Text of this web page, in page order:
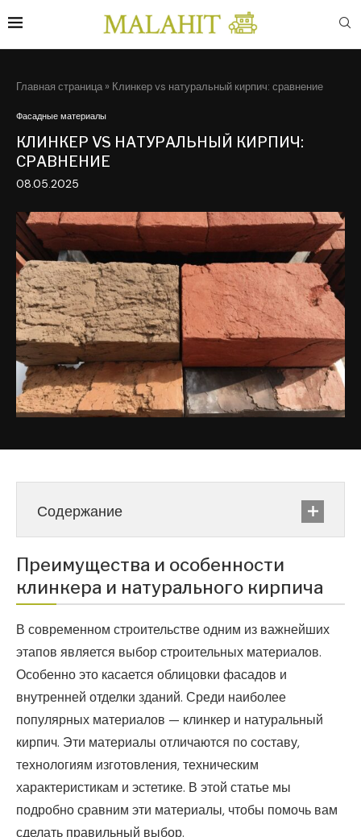
Главная страница » Клинкер vs натуральный кирпич: сравнение
Фасадные материалы
КЛИНКЕР VS НАТУРАЛЬНЫЙ КИРПИЧ:
СРАВНЕНИЕ
08.05.2025
Содержание
Преимущества и особенности
клинкера и натурального кирпича
В современном строительстве одним из важнейших
этапов является выбор строительных материалов.
Особенно это касается облицовки фасадов и
внутренней отделки зданий. Среди наиболее
популярных материалов — клинкер и натуральный
кирпич. Эти материалы отличаются по составу,
технологиям изготовления, техническим
характеристикам и эстетике. В этой статье мы
подробно сравним эти материалы, чтобы помочь вам
сделать правильный выбор.